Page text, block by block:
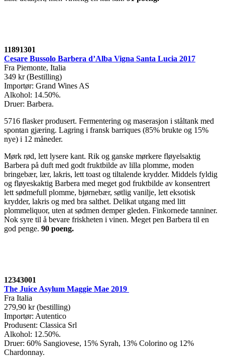
11891301
Cesare Bussolo Barbera d’Alba Vigna Santa Lucia 2017
Fra Piemonte, Italia
349 kr (Bestilling)
Importør: Grand Wines AS
Alkohol: 14.50%.
Druer: Barbera.
5716 flasker produsert. Fermentering og maserasjon i ståltank med
spontan gjæring. Lagring i fransk barriques (85% brukte og 15%
nye) i 12 måneder.
Mørk rød, lett lysere kant. Rik og ganske mørkere fløyelsaktig
Barbera på duft med godt fruktbilde av lilla plomme, moden
bringebær, lær, lakris, lett toast og tiltalende krydder. Middels fyldig
og fløyeskaktig Barbera med meget god fruktbilde av konsentrert
lett sødmefull plomme, bjørnebær, søtlig vanilje, lett eksotisk
krydder, lakris og med bra salthet. Delikat utgang med litt
plommeliquor, uten at sødmen demper gleden. Finkornede tanniner.
Nok syre til å bevare friskheten i vinen. Meget pen Barbera til en
god penge. 90 poeng.
12343001
The Juice Asylum Maggie Mae 2019
Fra Italia
279,90 kr (bestilling)
Importør: Autentico
Produsent: Classica Srl
Alkohol: 12.50%.
Druer: 60% Sangiovese, 15% Syrah, 13% Colorino og 12%
Chardonnay.